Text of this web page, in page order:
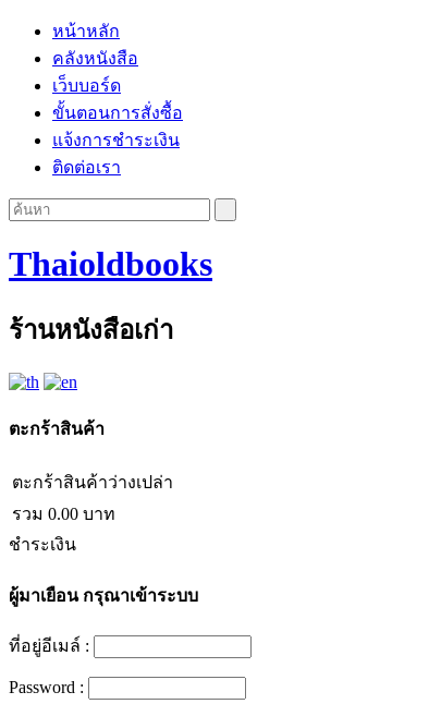
หน้าหลัก
คลังหนังสือ
เว็บบอร์ด
ขั้นตอนการสั่งซื้อ
แจ้งการชำระเงิน
ติดต่อเรา
Thaioldbooks
ร้านหนังสือเก่า
ตะกร้าสินค้า
ตะกร้าสินค้าว่างเปล่า
รวม 0.00 บาท
ชำระเงิน
ผู้มาเยือนกรุณาเข้าระบบ
ที่อยู่อีเมล์ :
Password :